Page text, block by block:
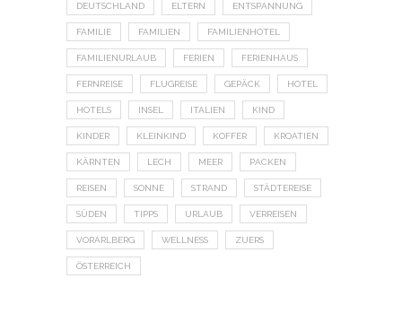
DEUTSCHLAND ELTERN ENTSPANNUNG
FAMILIE FAMILIEN FAMILIENHOTEL
FAMILIENURLAUB FERIEN FERIENHAUS
FERNREISE FLUGREISE GEPÄCK HOTEL
HOTELS INSEL ITALIEN KIND
KINDER KLEINKIND KOFFER KROATIEN
KÄRNTEN LECH MEER PACKEN
REISEN SONNE STRAND STÄDTEREISE
SÜDEN TIPPS URLAUB VERREISEN
VORARLBERG WELLNESS ZUERS
ÖSTERREICH